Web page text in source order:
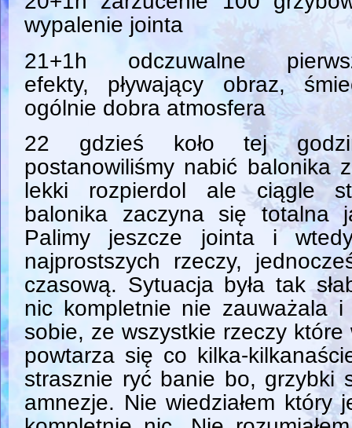
wypalenie jointa
21+1h odczuwalne
efekty, pływający obraz,
ogólnie dobra atmosfera
22 gdzieś koło tej
postanowiliśmy nabić balonika
lekki rozpierdol ale ciągle
balonika zaczyna się totalna
Palimy jeszcze jointa i
najprostszych rzeczy,
czasową. Sytuacja była tak
nic kompletnie nie zauważala i
sobie, ze wszystkie rzeczy
powtarza się co kilka-
strasznie ryć banie bo, grzybki
amnezje. Nie wiedziałem który